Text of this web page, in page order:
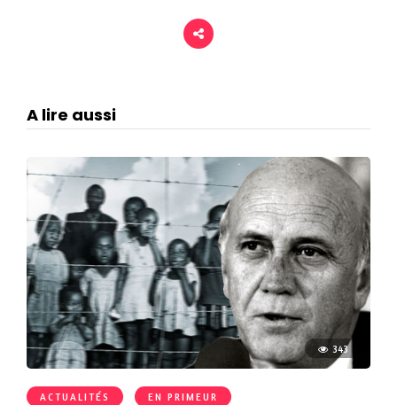
A lire aussi
343
ACTUALITÉS EN PRIMEUR